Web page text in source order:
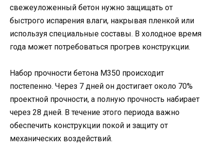
свежеуложенный бетон нужно защищать от
быстрого испарения влаги, накрывая пленкой или
используя специальные составы. В холодное время
года может потребоваться прогрев конструкции.
Набор прочности бетона М350 происходит
постепенно. Через 7 дней он достигает около 70%
проектной прочности, а полную прочность набирает
через 28 дней. В течение этого периода важно
обеспечить конструкции покой и защиту от
механических воздействий.